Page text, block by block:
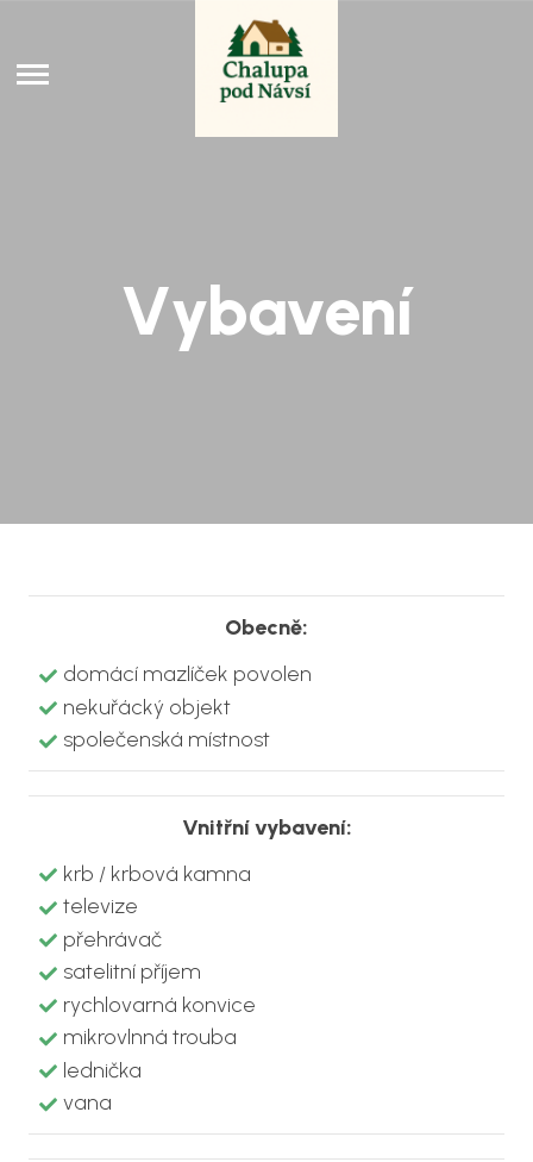
Vybavení
Obecně:
domácí mazlíček povolen
nekuřácký objekt
společenská místnost
Vnitřní vybavení:
krb / krbová kamna
televize
přehrávač
satelitní příjem
rychlovarná konvice
mikrovlnná trouba
lednička
vana